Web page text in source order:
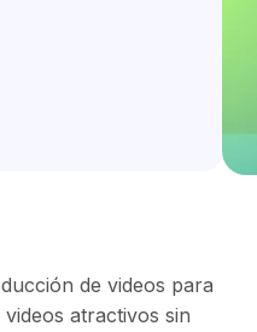
de videos para
atractivos sin